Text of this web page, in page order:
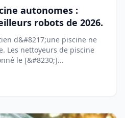
autonomes :
robots de 2026.
d&#8217;une piscine ne
Les nettoyeurs de piscine
le [&#8230;]...